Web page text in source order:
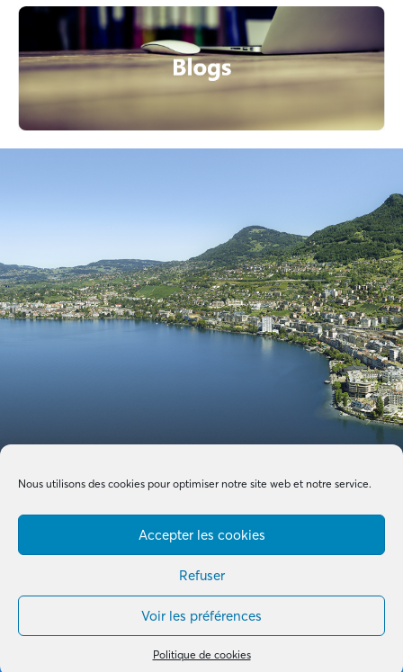
Nous utilisons des cookies pour optimiser notre site web et notre service.
Accepter les cookies
Refuser
Voir les préférences
Politique de cookies
B+G & Partners SA © 2026 –